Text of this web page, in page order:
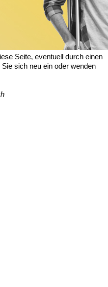
Seite, eventuell durch einen
sich neu ein oder wenden